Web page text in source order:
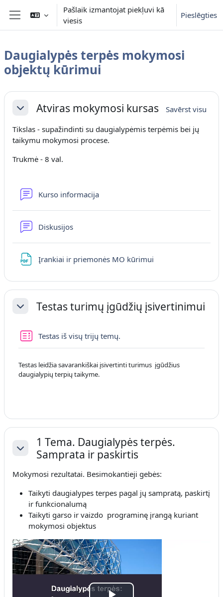
Atvērt galveno saturu
Sānu panelis
Pašlaik izmantojat piekļuvi kā
viesis
Pieslēgties
Daugialypės terpės mokymosi
objektų kūrimui
Section outline
SavērstAtviras mokymosi kursas
Savērst visu
Tikslas - supažindinti su daugialypėmis terpėmis bei jų
taikymu mokymosi procese.
Trukmė - 8 val.
Kurso informacija
Diskusijos
Įrankiai ir priemonės MO kūrimui
SavērstTestas turimų įgūdžių įsivertinimui
Testas iš visų trijų temų.
Testas leidžia savarankiškai įsivertinti turimus įgūdžius
daugialypių terpių taikyme.
Savērst
1 Tema. Daugialypės terpės.
Samprata ir paskirtis
Mokymosi rezultatai. Besimokantieji gebės:
Taikyti daugialypes terpes pagal jų sampratą, paskirtį
ir funkcionalumą
Taikyti garso ir vaizdo programinę įrangą kuriant
mokymosi objektus